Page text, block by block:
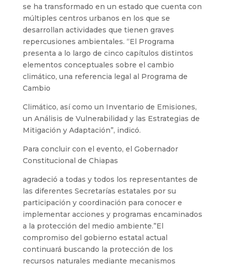
se ha transformado en un estado que cuenta con
múltiples centros urbanos en los que se
desarrollan actividades que tienen graves
repercusiones ambientales. “El Programa
presenta a lo largo de cinco capítulos distintos
elementos conceptuales sobre el cambio
climático, una referencia legal al Programa de
Cambio
Climático, así como un Inventario de Emisiones,
un Análisis de Vulnerabilidad y las Estrategias de
Mitigación y Adaptación”, indicó.
Para concluir con el evento, el Gobernador
Constitucional de Chiapas
agradeció a todas y todos los representantes de
las diferentes Secretarías estatales por su
participación y coordinación para conocer e
implementar acciones y programas encaminados
a la protección del medio ambiente.”El
compromiso del gobierno estatal actual
continuará buscando la protección de los
recursos naturales mediante mecanismos